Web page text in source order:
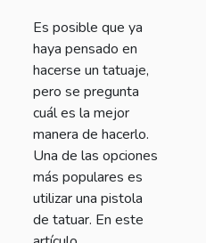
una pistola
de tatuar?
Es posible que ya
haya pensado en
hacerse un tatuaje,
pero se pregunta
cuál es la mejor
manera de hacerlo.
Una de las opciones
más populares es
utilizar una pistola
de tatuar. En este